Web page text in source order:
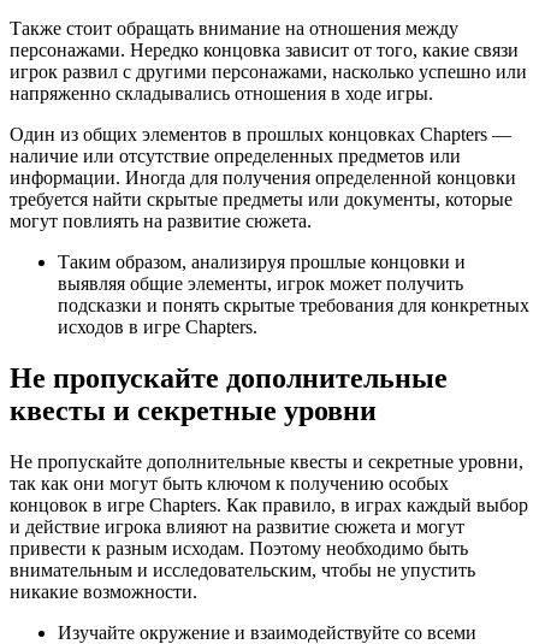
Также стоит обращать внимание на отношения между
персонажами. Нередко концовка зависит от того, какие связи
игрок развил с другими персонажами, насколько успешно или
напряженно складывались отношения в ходе игры.
Один из общих элементов в прошлых концовках Chapters —
наличие или отсутствие определенных предметов или
информации. Иногда для получения определенной концовки
требуется найти скрытые предметы или документы, которые
могут повлиять на развитие сюжета.
Таким образом, анализируя прошлые концовки и
выявляя общие элементы, игрок может получить
подсказки и понять скрытые требования для конкретных
исходов в игре Chapters.
Не пропускайте дополнительные
квесты и секретные уровни
Не пропускайте дополнительные квесты и секретные уровни,
так как они могут быть ключом к получению особых
концовок в игре Chapters. Как правило, в играх каждый выбор
и действие игрока влияют на развитие сюжета и могут
привести к разным исходам. Поэтому необходимо быть
внимательным и исследовательским, чтобы не упустить
никакие возможности.
Изучайте окружение и взаимодействуйте со всеми